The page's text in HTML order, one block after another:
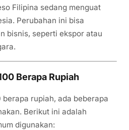
Filipina sedang menguat
Perubahan ini bisa
bisnis, seperti ekspor atau
Berapa Rupiah
rupiah, ada beberapa
Berikut ini adalah
digunakan: